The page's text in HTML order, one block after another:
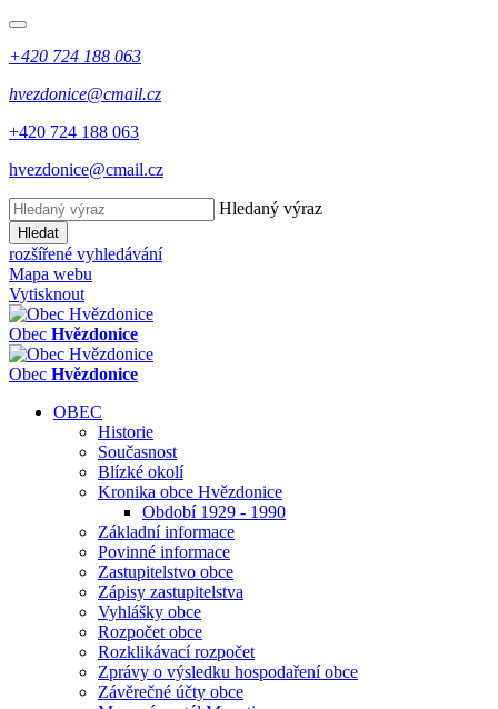
+420 724 188 063
hvezdonice@cmail.cz
+420 724 188 063
hvezdonice@cmail.cz
Hledaný výraz
Hledat
rozšířené vyhledávání
Mapa webu
Vytisknout
Obec Hvězdonice
Obec Hvězdonice
OBEC
Historie
Současnost
Blízké okolí
Kronika obce Hvězdonice
Období 1929 - 1990
Základní informace
Povinné informace
Zastupitelstvo obce
Zápisy zastupitelstva
Vyhlášky obce
Rozpočet obce
Rozklikávací rozpočet
Zprávy o výsledku hospodaření obce
Závěrečné účty obce